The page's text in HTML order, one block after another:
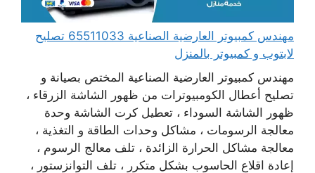
مهندس كمبيوتر العارضية الصناعية 65511033 تصليح
لابتوب و كمبيوتر بالمنزل
مهندس كمبيوتر العارضية الصناعية المختص بصيانة و
تصليح أعطال الكومبيوترات من ظهور الشاشة الزرقاء ،
ظهور الشاشة السوداء ، تعطيل كرت الشاشة وحدة
معالجة الرسومات ، مشاكل وحدات الطاقة و التغذية ،
معالجة مشاكل الحرارة الزائدة ، تلف معالج الرسوم ،
إعادة اقلاع الحاسوب بشكل متكرر ، تلف التوانزستور ،